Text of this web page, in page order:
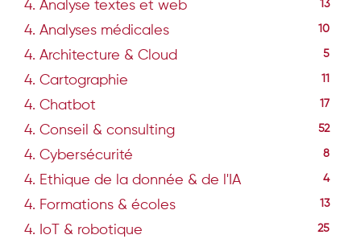
4. Analyse textes et web 13
4. Analyses médicales 10
4. Architecture & Cloud 5
4. Cartographie
4. Chatbot 17
4. Conseil & consulting 52
4. Cybersécurité 8
4. Ethique de la donnée & de l'IA 4
4. Formations & écoles 13
4. IoT & robotique 25